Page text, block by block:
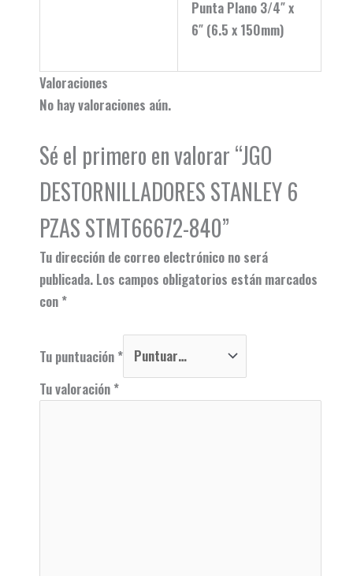
Punta Plano 3/4″ x
6″ (6.5 x 150mm)
Valoraciones
No hay valoraciones aún.
Sé el primero en valorar “JGO
DESTORNILLADORES STANLEY 6
PZAS STMT66672-840”
Tu dirección de correo electrónico no será
publicada. Los campos obligatorios están marcados
con *
Tu puntuación *
Tu valoración *